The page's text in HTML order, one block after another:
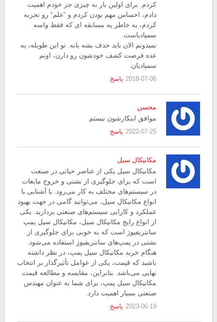
کردم. برای اولین بار به چیزی جز خودم اهمیت
دادم، احساس مهم بودن کردم و “علم” رو تجربه
کردم، به خاطر یه مسابقه ای که فقط واسه
سمپادیاست.
نمیدونم الان باید حذف بشه یانه. تو این طویله، یه
عده فرصت کشف خودشون رو دارن، اونم
سمپادیان.
2018-07-06 پاسخ
محسن
موافق اینکارشون نیستم
2022-07-25 پاسخ
مکانیکال سیل
مکانیکال سیل یکی از عناصر حیاتی در صنعت
است که برای جلوگیری از نشتی و خروج مایعات
در سیستم‌های مختلف به کار می‌رود. با آشنایی با
انواع مکانیکال سیل، می‌توانید گامی در جهت بهبود
عملکرد و کارایی سیستم‌های صنعتی بردارید. یکی
از انواع رایج مکانیکال سیل، مکانیکال سیل پمپ
سانتریفیوژ است که به خوبی برای جلوگیری از
نشتی در پمپ‌های سانتریفیوژ استفاده می‌شود.
هنگام خرید مکانیکال سیل پمپ، در نظر داشته
باشید که قیمت، یکی از عوامل تأثیرگذار بر انتخاب
نهایی می‌باشد. بنابراین، مقایسه و مطالعه قیمت‌
مکانیکال سیل پمپ، برای شما به عنوان مهندس
صنعتی بسیار اهمیت دارد.
2023-06-19 پاسخ